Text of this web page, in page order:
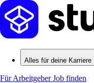
Alles für deine Karriere
Für ArbeitgeberJob finden